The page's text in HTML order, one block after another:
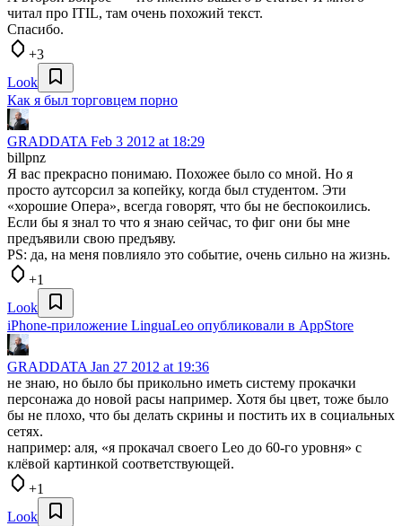
читал про ITIL, там очень похожий текст.
Спасибо.
+3
Look
Как я был торговцем порно
GRADDATA Feb 3 2012 at 18:29
billpnz
Я вас прекрасно понимаю. Похожее было со мной. Но я
просто аутсорсил за копейку, когда был студентом. Эти
«хорошие Опера», всегда говорят, что бы не беспокоились.
Если бы я знал то что я знаю сейчас, то фиг они бы мне
предъявили свою предъяву.
PS: да, на меня повлияло это событие, очень сильно на жизнь.
+1
Look
iPhone-приложение LinguaLeo опубликовали в AppStore
GRADDATA Jan 27 2012 at 19:36
не знаю, но было бы прикольно иметь систему прокачки
персонажа до новой расы например. Хотя бы цвет, тоже было
бы не плохо, что бы делать скрины и постить их в социальных
сетях.
например: аля, «я прокачал своего Leo до 60-го уровня» с
клёвой картинкой соответствующей.
+1
Look